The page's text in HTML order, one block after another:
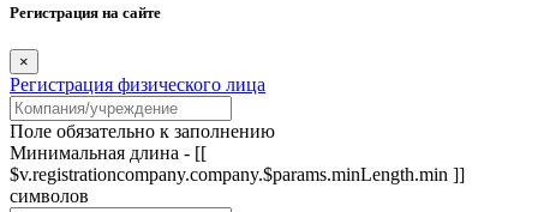
Регистрация на сайте
×
Регистрация физического лица
Поле обязательно к заполнению
Минимальная длина - [[
$v.registrationcompany.company.$params.minLength.min ]]
символов